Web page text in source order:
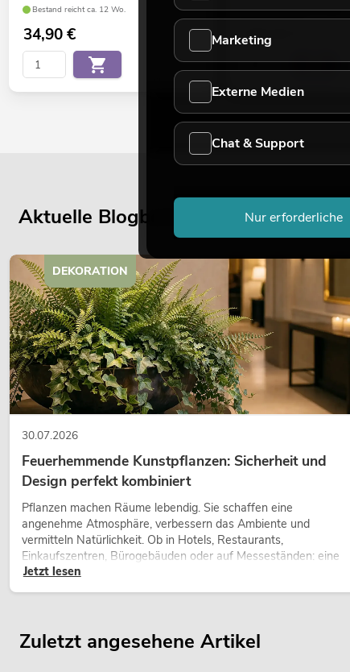
Bestand reicht ca. 12 Wo.
34,90€
Bestand reicht ca. 12 Wo.
169,00
Aktuelle Blogbeiträge
30.07.2026
Feuerhemmende Kunstpflanzen: Sicherheit und
Design perfekt kombiniert
Pflanzen machen Räume lebendig. Sie schaffen eine
angenehme Atmosphäre, verbessern das Ambiente und
vermitteln Natürlichkeit. Ob in Hotels, Restaurants,
Einkaufszentren, Bürogebäuden oder auf Messeständen: eine
hochwertige Begrünung gehört heute längst zum modernen
Raumkonzept.
Jetzt lesen
DEKORATION
Zuletzt angesehene Artikel
Marketing
Externe Medien
Chat & Support
Nur erforderliche